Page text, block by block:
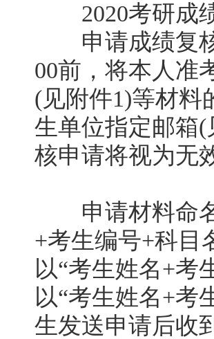
2020考研成
申请成绩复核
00前，将本人准
(见附件1)等材料
生单位指定邮箱
核申请将视为无
申请材料命名
+考生编号+科目
以“考生姓名+考
以“考生姓名+考
生发送申请后收